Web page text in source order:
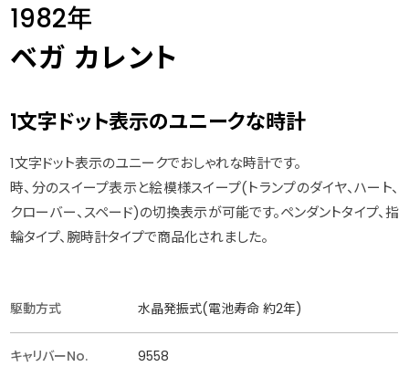
1982年
ベガ カレント
1文字ドット表示のユニークな時計
1文字ドット表示のユニークでおしゃれな時計です。
時、分のスイープ表示と絵模様スイープ(トランプのダイヤ、ハート、
クローバー、スペード)の切換表示が可能です。ペンダントタイプ、指
輪タイプ、腕時計タイプで商品化されました。
駆動方式 水晶発振式(電池寿命 約2年)
キャリバーNo. 9558